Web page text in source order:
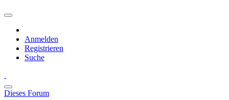
Anmelden
Registrieren
Suche
Dieses Forum